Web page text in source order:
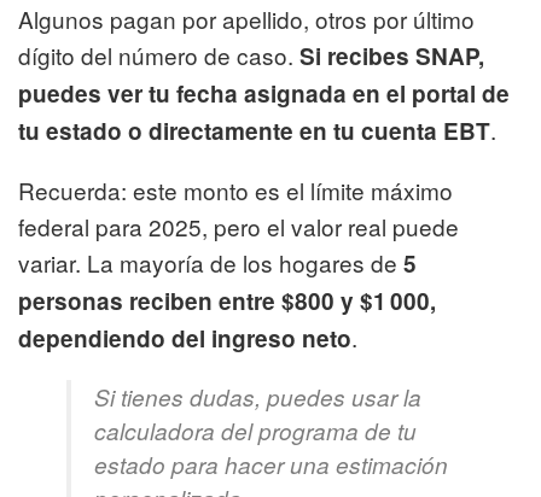
Algunos pagan por apellido, otros por último
dígito del número de caso. Si recibes SNAP,
puedes ver tu fecha asignada en el portal de
tu estado o directamente en tu cuenta EBT.
Recuerda: este monto es el límite máximo
federal para 2025, pero el valor real puede
variar. La mayoría de los hogares de 5
personas reciben entre $800 y $1 000,
dependiendo del ingreso neto.
Si tienes dudas, puedes usar la
calculadora del programa de tu
estado para hacer una estimación